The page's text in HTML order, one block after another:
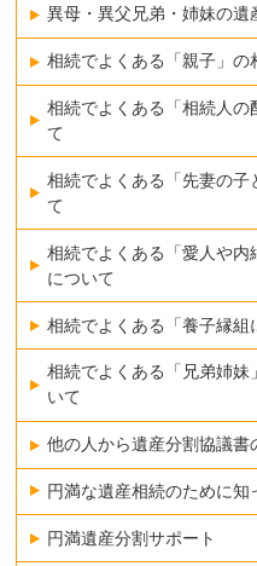
異母・異父兄弟・姉妹の
相続でよくある「親子」の
相続でよくある「相続人
て
相続でよくある「先妻の
て
相続でよくある「愛人や
について
相続でよくある「養子縁
相続でよくある「兄弟姉
いて
他の人から遺産分割協議書
円満な遺産相続のために知
円満遺産分割サポート